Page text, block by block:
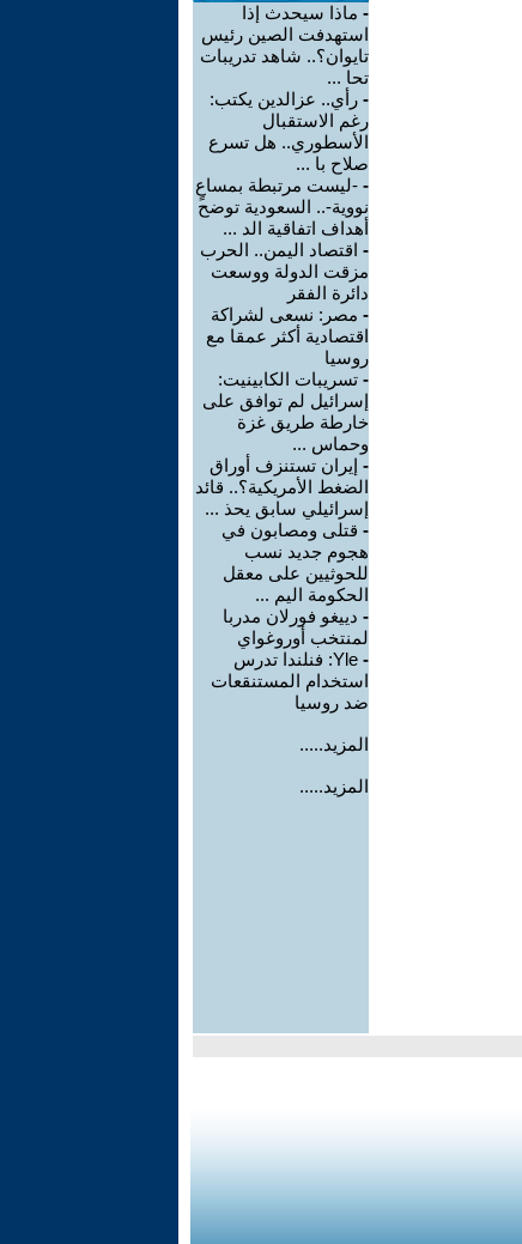
- ماذا سيحدث إذا
استهدفت الصين رئيس
تايوان؟.. شاهد تدريبات
تحا ...
- رأي.. عزالدين يكتب:
رغم الاستقبال
الأسطوري.. هل تسرع
صلاح با ...
- -ليست مرتبطة بمساعٍ
نووية-.. السعودية توضح
أهداف اتفاقية الد ...
- اقتصاد اليمن.. الحرب
مزقت الدولة ووسعت
دائرة الفقر
- مصر: نسعى لشراكة
اقتصادية أكثر عمقا مع
روسيا
- تسريبات الكابينيت:
إسرائيل لم توافق على
خارطة طريق غزة
وحماس ...
- إيران تستنزف أوراق
الضغط الأمريكية؟.. قائد
إسرائيلي سابق يحذ ...
- قتلى ومصابون في
هجوم جديد نسب
للحوثيين على معقل
الحكومة اليم ...
- دييغو فورلان مدربا
لمنتخب أوروغواي
-
Yle: فنلندا تدرس
استخدام المستنقعات
ضد روسيا
المزيد.....
المزيد.....